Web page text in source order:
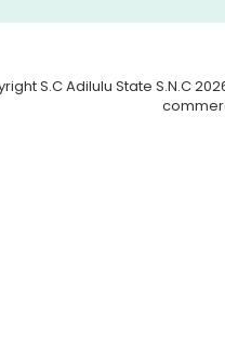
S.C Adilulu State S.N.C